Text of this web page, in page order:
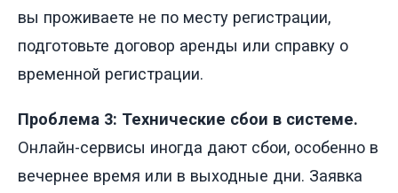
вы проживаете не по месту регистрации,
подготовьте договор аренды или справку о
временной регистрации.
Проблема 3: Технические сбои в системе.
Онлайн-сервисы иногда дают сбои, особенно в
вечернее время или в выходные дни. Заявка